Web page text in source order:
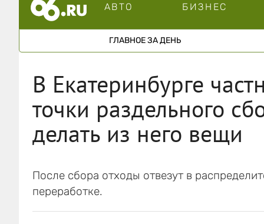
АВТО БИЗНЕС
ГЛАВНОЕ ЗА ДЕНЬ
В Екатеринбурге
точки раздельного
делать из него вещи
После сбора отходы отвезут в
переработке.